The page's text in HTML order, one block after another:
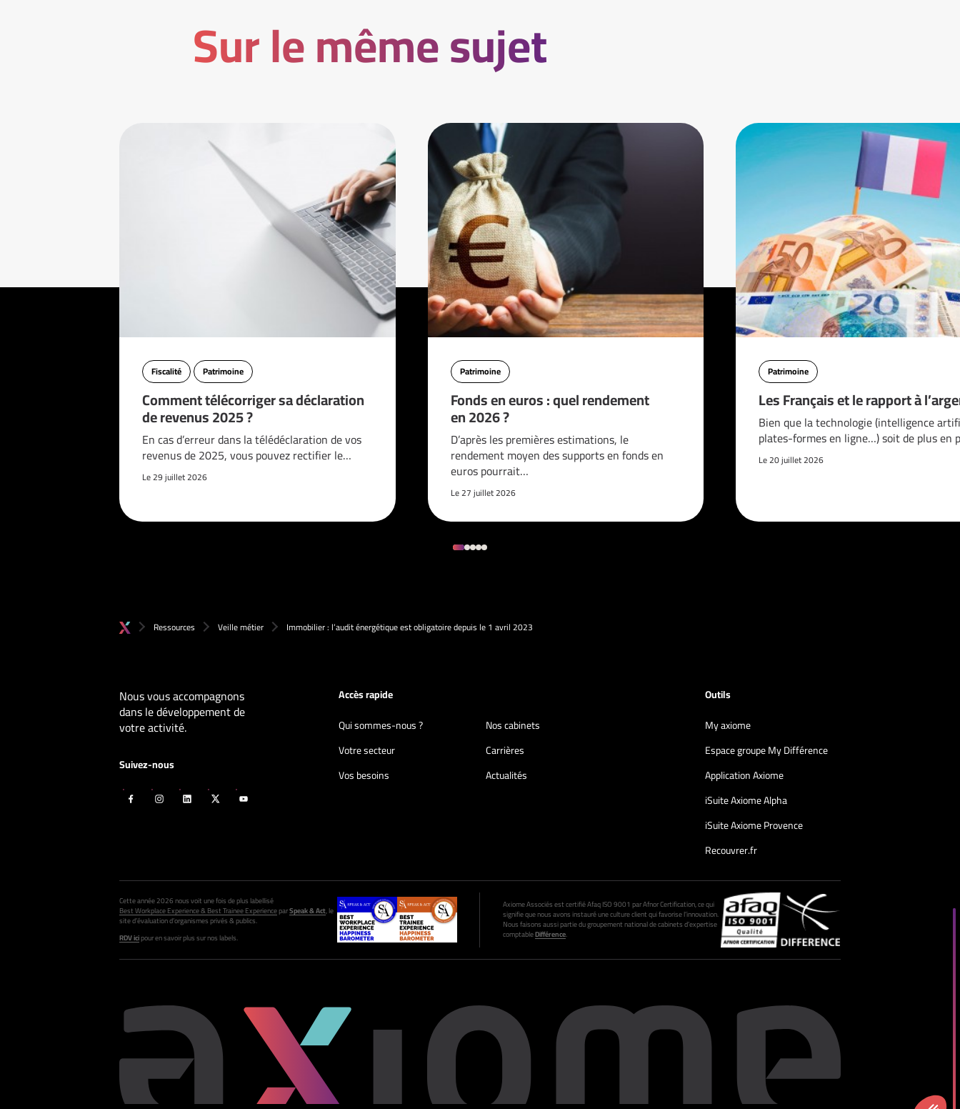
Sur le même sujet
Fiscalité Patrimoine
Comment télécorriger sa déclaration
de revenus 2025 ?
En cas d’erreur dans la télédéclaration de vos
revenus de 2025, vous pouvez rectifier le…
Le 29 juillet 2026
Patrimoine
Fonds en euros : quel rendement
en 2026 ?
D’après les premières estimations, le
rendement moyen des supports en fonds en
euros pourrait…
Le 27 juillet 2026
Patrimoine
Les Français et le rapport à
Bien que la technologie (intelligence
plates-formes en ligne…) soit de plus en
Le 20 juillet 2026
Ressources Veille métier Immobilier : l’audit énergétique est obligatoire depuis le 1 avril 2023
Nous vous accompagnons
dans le développement de
votre activité.
Suivez-nous
Accès rapide
Qui sommes-nous ?
Nos cabinets
Votre secteur
Carrières
Vos besoins
Actualités
Outils
My axiome
Espace groupe My Différence
Application Axiome
iSuite Axiome Alpha
iSuite Axiome Provence
Recouvrer.fr
Cette année 2026 nous voit une fois de plus labellisé
Best Workplace Experience & Best Trainee ExperienceparSpeak & Act, le
site d’évaluation d’organismes privés & publics.
RDV icipour en savoir plus sur nos labels.
Axiome Associés est certifié Afaq ISO 9001 par Afnor Certification, ce qui
signifie que nous avons instauré une culture client qui favorise l’innovation.
Nous faisons aussi partie du groupement national de cabinets d’expertise
comptableDifférence.